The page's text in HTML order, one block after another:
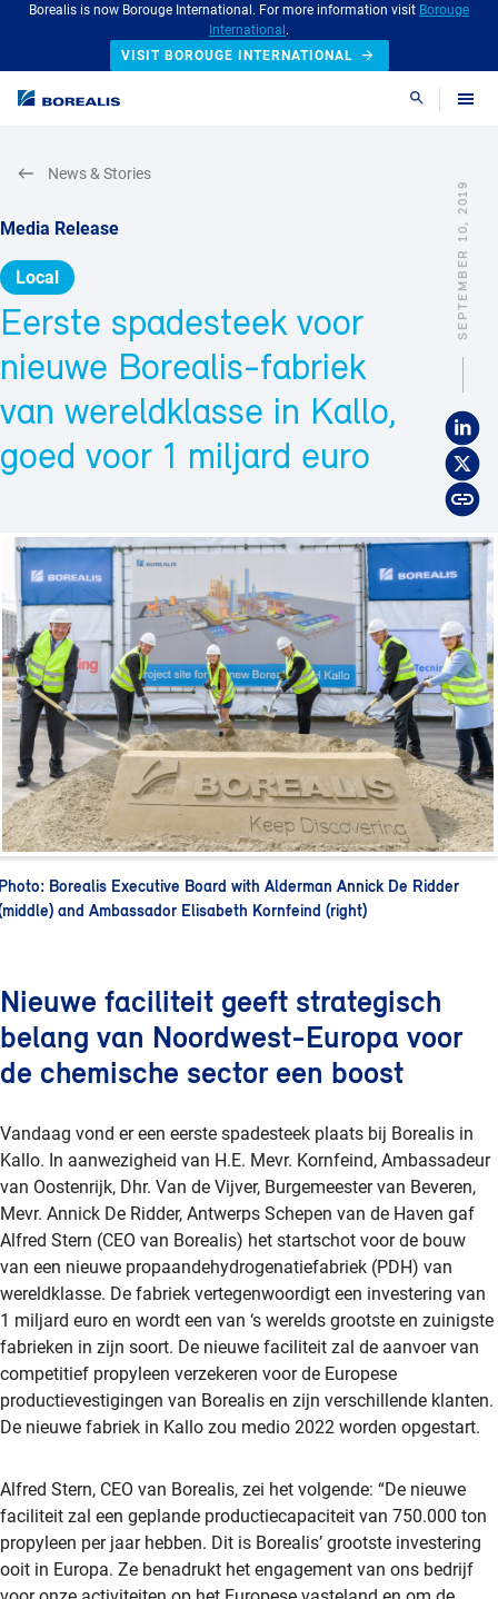
Borealis is now Borouge International. For more information visit Borouge
International .
VISIT BOROUGE INTERNATIONAL
Search
SEPTEMBER 10, 2019
Media Release
Local
Eerste spadesteek voor
nieuwe Borealis-fabriek
van wereldklasse in Kallo,
goed voor 1 miljard euro
News & Stories
Borealis Executive Board with Alderman Annick De Ridder
and Ambassador Elisabeth Kornfeind (right)
Nieuwe faciliteit geeft strategisch
belang van Noordwest-Europa voor
de chemische sector een boost
Vandaag vond er een eerste spadesteek plaats bij Borealis in
Kallo. In aanwezigheid van H.E. Mevr. Kornfeind, Ambassadeur
van Oostenrijk, Dhr. Van de Vijver, Burgemeester van Beveren,
Mevr. Annick De Ridder, Antwerps Schepen van de Haven gaf
Alfred Stern (CEO van Borealis) het startschot voor de bouw
van een nieuwe propaandehydrogenatiefabriek (PDH) van
wereldklasse. De fabriek vertegenwoordigt een investering van
1 miljard euro en wordt een van ‘s werelds grootste en zuinigste
fabrieken in zijn soort. De nieuwe faciliteit zal de aanvoer van
competitief propyleen verzekeren voor de Europese
productievestigingen van Borealis en zijn verschillende klanten.
De nieuwe fabriek in Kallo zou medio 2022 worden opgestart.
Alfred Stern, CEO van Borealis, zei het volgende: “De nieuwe
faciliteit zal een geplande productiecapaciteit van 750.000 ton
propyleen per jaar hebben. Dit is Borealis’ grootste investering
ooit in Europa. Ze benadrukt het engagement van ons bedrijf